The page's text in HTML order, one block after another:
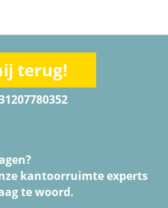
terug!
kantoorruimte experts
te woord.